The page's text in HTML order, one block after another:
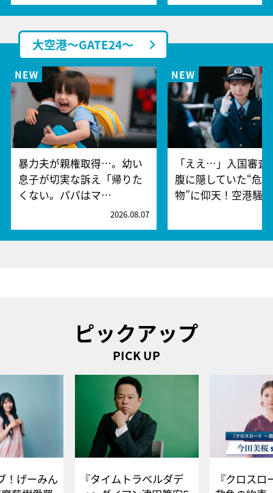
大空港～GATE24～
暴力夫が親権取得…。幼い
息子が切実な訴え「帰りた
くない。パパはマ…
2026.08.07
「ええ…」入国審査
腹に隠していた“危
物”に仰天！空港騒
ピックアップ
PICK UP
！げーみん
『タイムトラベルダデ
『クロス